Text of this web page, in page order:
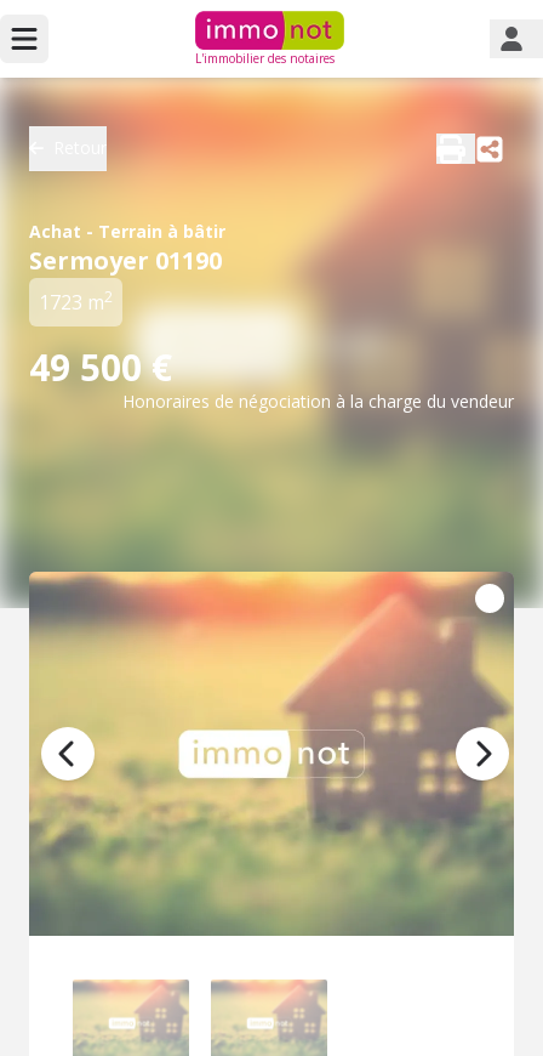
L'immobilier des notaires
Achat - Terrain à bâtir
Sermoyer 01190
1723 m2
49 500 €
Honoraires de négociation à la charge du vendeur